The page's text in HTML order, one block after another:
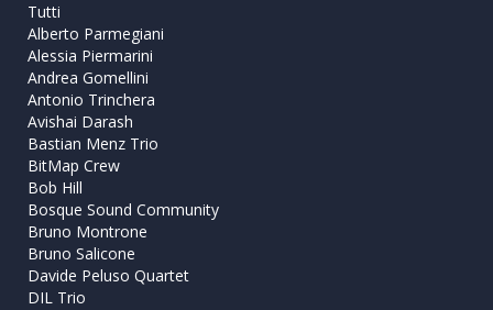
Tutti
Alberto Parmegiani
Alessia Piermarini
Andrea Gomellini
Antonio Trinchera
Avishai Darash
Bastian Menz Trio
BitMap Crew
Bob Hill
Bosque Sound Community
Bruno Montrone
Bruno Salicone
Davide Peluso Quartet
DIL Trio